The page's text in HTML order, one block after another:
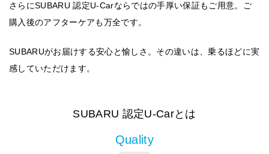
さらにSUBARU 認定U-Carならではの手厚い保証もご用意。ご
購入後のアフターケアも万全です。
SUBARUがお届けする安心と愉しさ。その違いは、乗るほどに実
感していただけます。
SUBARU 認定U-Carとは
Quality